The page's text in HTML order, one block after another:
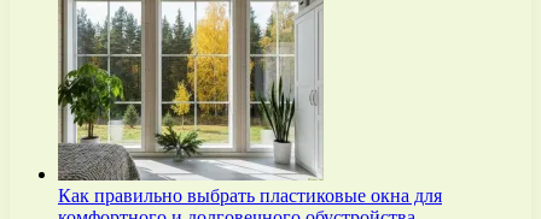
Как правильно выбрать пластиковые окна для